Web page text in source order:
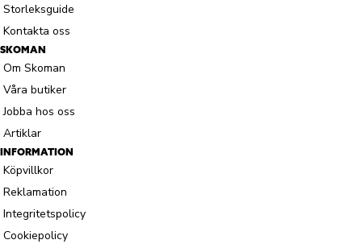
Storleksguide
Kontakta oss
SKOMAN
Om Skoman
Våra butiker
Jobba hos oss
Artiklar
INFORMATION
Köpvillkor
Reklamation
Integritetspolicy
Cookiepolicy